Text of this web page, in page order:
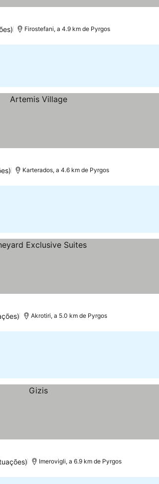
Firostefani, a 4.9 km de Pyrgos
Karterados, a 4.6 km de Pyrgos
Akrotiri, a 5.0 km de Pyrgos
Imerovigli, a 6.9 km de Pyrgos